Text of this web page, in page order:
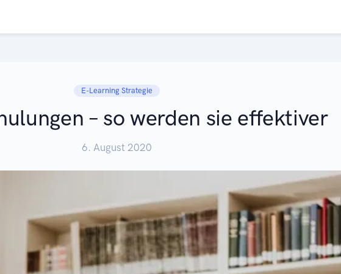
E-Learning Strategie
– so werden sie effektiver
6. August 2020